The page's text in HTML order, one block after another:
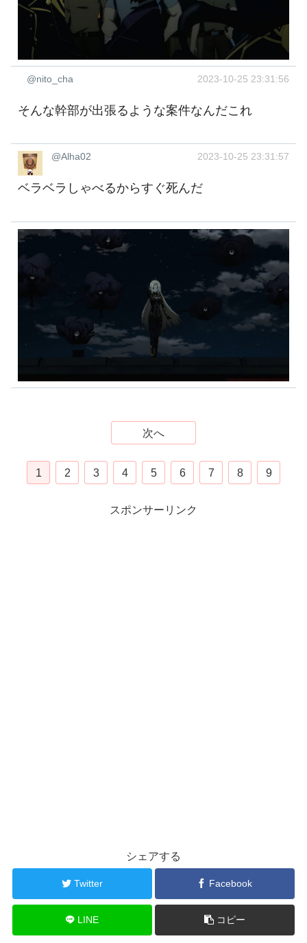
@nito_cha 2023-10-25 23:31:56
そんな幹部が出張るような案件なんだこれ
@Alha02 2023-10-25 23:31:57
ベラベラしゃべるからすぐ死んだ
次へ
1 2 3 4 5 6 7 8 9
スポンサーリンク
シェアする
Twitter Facebook
LINE コピー